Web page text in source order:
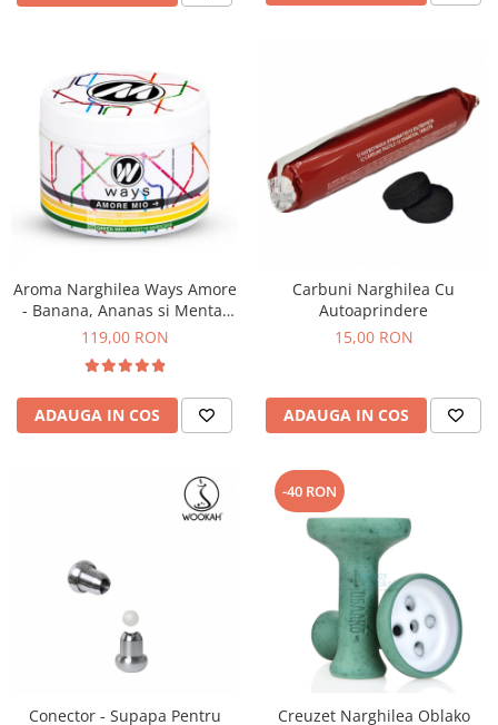
Aroma Narghilea Ways Amore
- Banana, Ananas si Menta,
200gr
119,00 RON
ADAUGA IN COS
Carbuni Narghilea Cu
Autoaprindere
15,00 RON
ADAUGA IN COS
Conector - Supapa Pentru
-40 RON
Creuzet Narghilea Oblako